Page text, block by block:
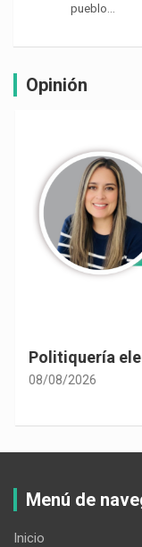
pueblo…
Opinión
Politiquería
08/08/2026
Menú de
Inicio